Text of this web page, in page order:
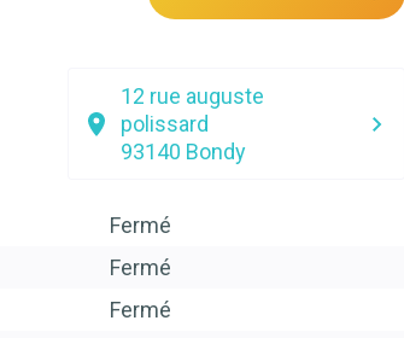
12 rue auguste
polissard
93140 Bondy
Fermé
Fermé
Fermé